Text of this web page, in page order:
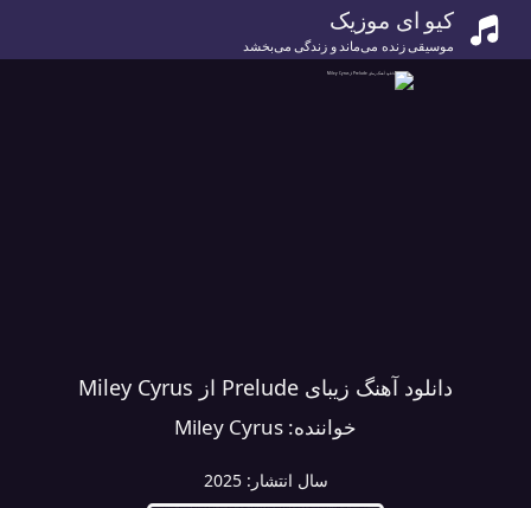
کیو ای موزیک
موسیقی زنده می‌ماند و زندگی می‌بخشد
دانلود آهنگ زیبای Prelude از Miley Cyrus
خواننده: Miley Cyrus
سال انتشار:2025